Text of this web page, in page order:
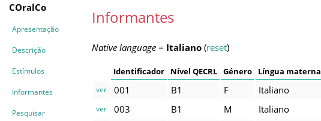
COralCo
Apresentação
Descrição
Estímulos
Informantes
Pesquisar
Informantes
Native language = Italiano (reset)
Identificador Nível QECRL Género Língua materna
ver 001 B1 F Italiano
ver 003 B1 M Italiano